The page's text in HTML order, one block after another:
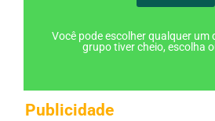
Você pode escolher qualquer um
grupo tiver cheio, escolha
Publicidade